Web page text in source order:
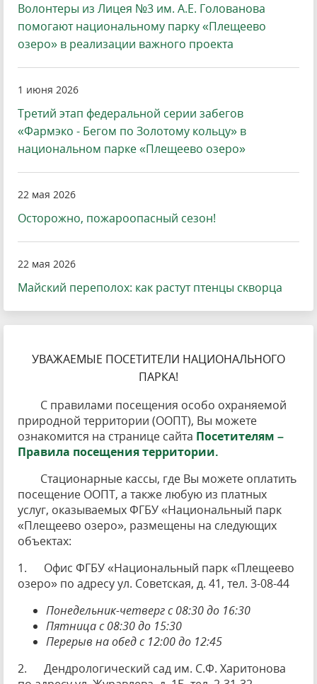
Волонтеры из Лицея №3 им. А.Е. Голованова
помогают национальному парку «Плещеево
озеро» в реализации важного проекта
1 июня 2026
Третий этап федеральной серии забегов
«Фармэко - Бегом по Золотому кольцу» в
национальном парке «Плещеево озеро»
22 мая 2026
Осторожно, пожароопасный сезон!
22 мая 2026
Майский переполох: как растут птенцы скворца
УВАЖАЕМЫЕ ПОСЕТИТЕЛИ НАЦИОНАЛЬНОГО
ПАРКА!
С правилами посещения особо охраняемой
природной территории (ООПТ), Вы можете
ознакомится на странице сайта Посетителям –
Правила посещения территории.
Стационарные кассы, где Вы можете оплатить
посещение ООПТ, а также любую из платных
услуг, оказываемых ФГБУ «Национальный парк
«Плещеево озеро», размещены на следующих
объектах:
1. Офис ФГБУ «Национальный парк «Плещеево
озеро» по адресу ул. Советская, д. 41, тел. 3-08-44
Понедельник-четверг с 08:30 до 16:30
Пятница с 08:30 до 15:30
Перерыв на обед с 12:00 до 12:45
2. Дендрологический сад им. С.Ф. Харитонова